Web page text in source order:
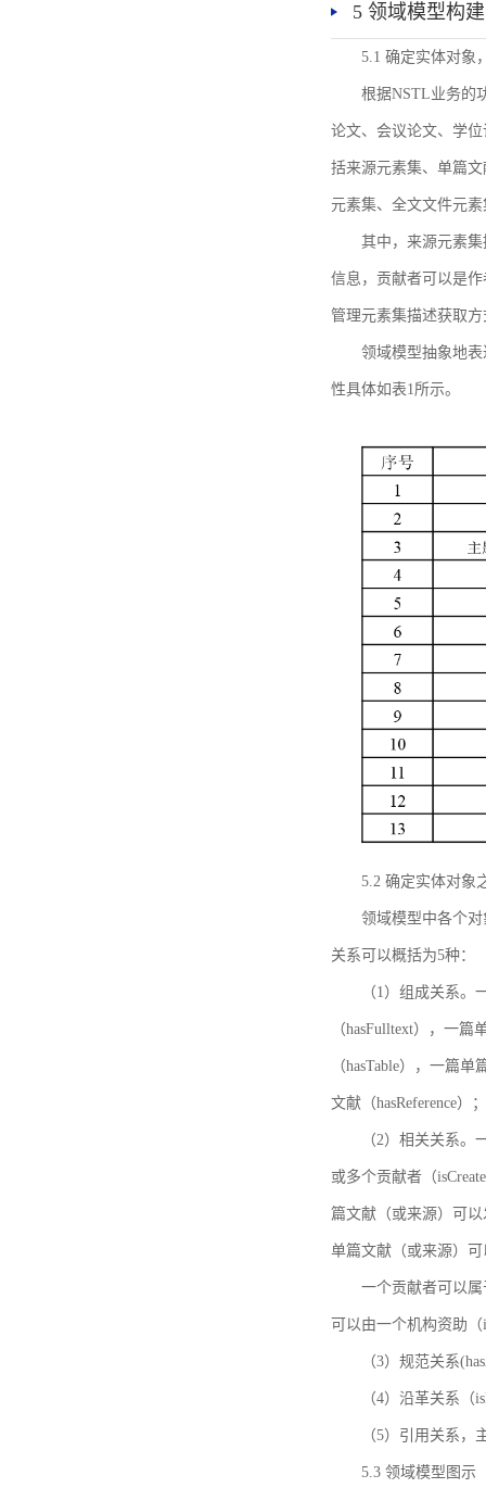
5 领域模型构建
5.1 确定实体对象
根据NSTL业务的
论文、会议论文、学
括来源元素集、单篇
元素集、全文文件元
其中，来源元素
信息，贡献者可以是
管理元素集描述获取
领域模型抽象地
性具体如表1所示。
5.2 确定实体对象
领域模型中各个
关系可以概括为5种：
（1）组成关系
（hasFulltext），一
（hasTable），一篇
文献（hasReference）；
（2）相关关系
或多个贡献者（
篇文献（或来源）可
单篇文献（或来源）可
一个贡献者可以
可以由一个机构资助（
（3）规范关系
（4）沿革关系
（5）引用关系，
5.3 领域模型图示